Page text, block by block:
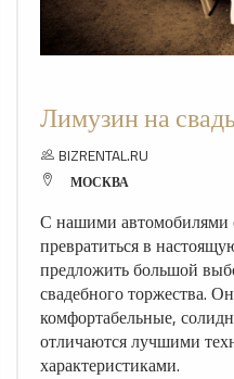
Лимузин на
BIZRENTAL.RU
МОСКВА
С нашими автомобилями
превратиться в
предложить большой
свадебного торжества.
комфортабельные,
отличаются лучшими
характеристиками.